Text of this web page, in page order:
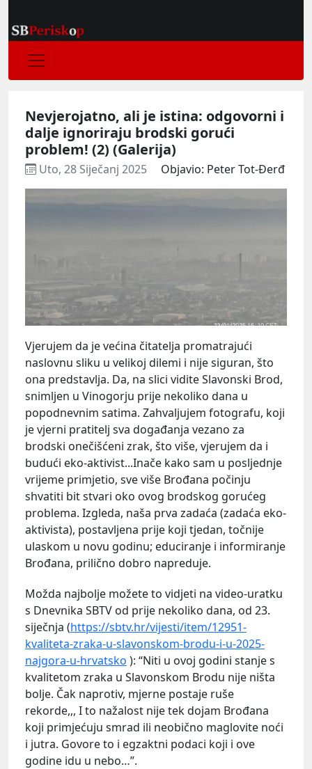
Nevjerojatno, ali je istina: odgovorni i
dalje ignoriraju brodski gorući
problem! (2) (Galerija)
Uto, 28 Siječanj 2025 Objavio: Peter Tot-Đerđ
Vjerujem da je većina čitatelja promatrajući
naslovnu sliku u velikoj dilemi i nije siguran, što
ona predstavlja. Da, na slici vidite Slavonski Brod,
snimljen u Vinogorju prije nekoliko dana u
popodnevnim satima. Zahvaljujem fotografu, koji
je vjerni pratitelj sva događanja vezano za
brodski onečišćeni zrak, što više, vjerujem da i
budući eko-aktivist...Inače kako sam u posljednje
vrijeme primjetio, sve više Brođana počinju
shvatiti bit stvari oko ovog brodskog gorućeg
problema. Izgleda, naša prva zadaća (zadaća eko-
aktivista), postavljena prije koji tjedan, točnije
ulaskom u novu godinu; educiranje i informiranje
Brođana, prilično dobro napreduje.
Možda najbolje možete to vidjeti na video-uratku
s Dnevnika SBTV od prije nekoliko dana, od 23.
siječnja (https://sbtv.hr/vijesti/item/12951-
kvaliteta-zraka-u-slavonskom-brodu-i-u-2025-
najgora-u-hrvatsko ): “Niti u ovoj godini stanje s
kvalitetom zraka u Slavonskom Brodu nije ništa
bolje. Čak naprotiv, mjerne postaje ruše
rekorde,,, I to nažalost nije tek dojam Brođana
koji primjećuju smrad ili neobično maglovite noći
i jutra. Govore to i egzaktni podaci koji i ove
godine idu u nebo…”.